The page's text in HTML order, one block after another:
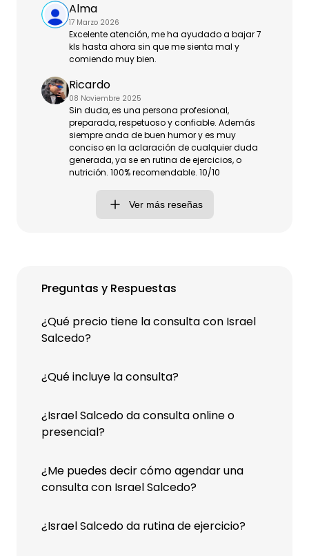
Preguntas y Respuestas
¿Qué precio tiene la consulta con Israel
Salcedo?
¿Qué incluye la consulta?
¿Israel Salcedo da consulta online o
presencial?
¿Me puedes decir cómo agendar una
consulta con Israel Salcedo?
¿Israel Salcedo da rutina de ejercicio?
Alma
17 Marzo 2026
Excelente atención, me ha ayudado a bajar 7
kls hasta ahora sin que me sienta mal y
comiendo muy bien.
Ricardo
08 Noviembre 2025
Sin duda, es una persona profesional,
preparada, respetuoso y confiable. Además
siempre anda de buen humor y es muy
conciso en la aclaración de cualquier duda
generada, ya se en rutina de ejercicios, o
nutrición. 100% recomendable. 10/10
Ver más reseñas